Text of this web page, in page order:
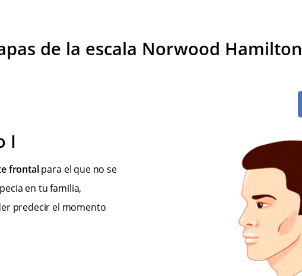
de la escala Norwood Hamilton
I
frontalpara el que no se
en tu familia,
predecir el momento